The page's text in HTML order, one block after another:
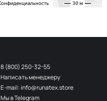
8 (800) 250-32-55
Написать менеджеру
E-mail: info@runatex.store
Мы в Telegram